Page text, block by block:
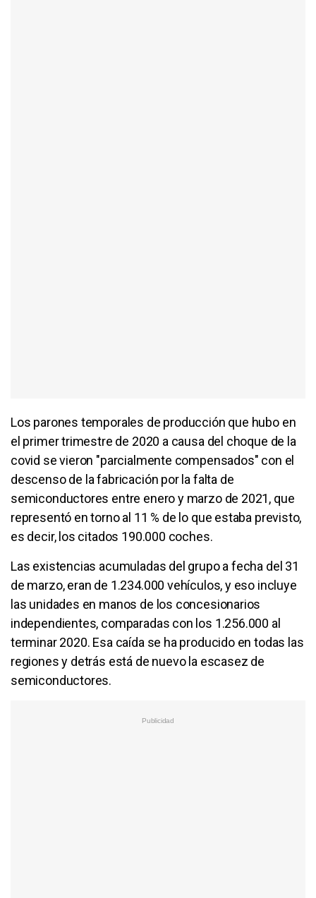
Los parones temporales de producción que hubo en
el primer trimestre de 2020 a causa del choque de la
covid se vieron "parcialmente compensados" con el
descenso de la fabricación por la falta de
semiconductores entre enero y marzo de 2021, que
representó en torno al 11 % de lo que estaba previsto,
es decir, los citados 190.000 coches.
Las existencias acumuladas del grupo a fecha del 31
de marzo, eran de 1.234.000 vehículos, y eso incluye
las unidades en manos de los concesionarios
independientes, comparadas con los 1.256.000 al
terminar 2020. Esa caída se ha producido en todas las
regiones y detrás está de nuevo la escasez de
semiconductores.